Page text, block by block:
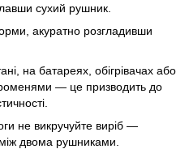
сухий рушник.
акуратно розгладивши
на батареях, обігрівачах або
— це призводить до
не викручуйте виріб —
між двома рушниками.